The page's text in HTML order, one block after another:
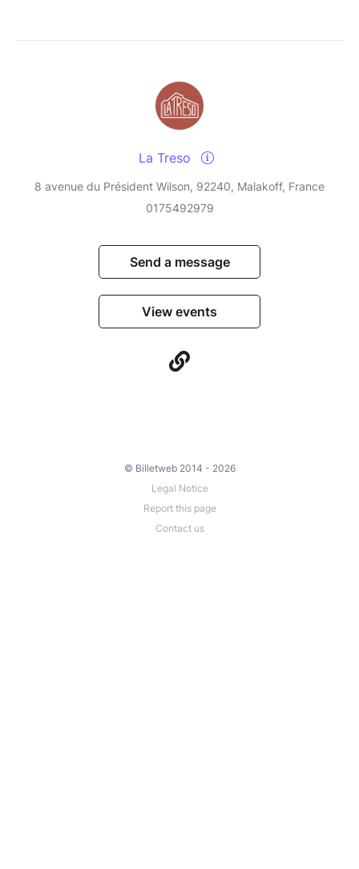
La Treso
8 avenue du Président Wilson, 92240, Malakoff, France
0175492979
Send a message
View events
© Billetweb 2014 - 2026
Legal Notice
Report this page
Contact us